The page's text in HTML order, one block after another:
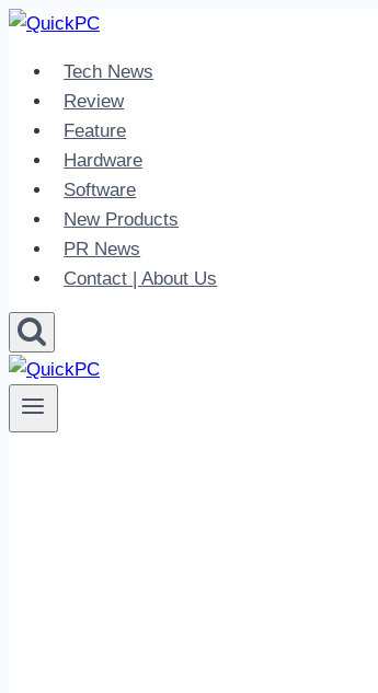
Skip
contentTech News
Review
Feature
Hardware
Software
New Products
PR News
Contact | About Us